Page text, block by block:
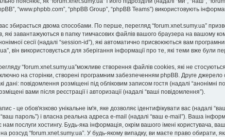
“www.phpbb.com”, “phpBB Group”, “phpBB Teams”) використовують
збирається двома способами. По перше, перегляд “forum.xnet.sumy.ua”
які завантажуються в папку тимчасових файлів вашого браузера на вашому
сесії (надалі “session-id”), які автоматично присвоюються вам
він використовується для зберігання інформації про те, які теми вже були
“forum.xnet.sumy.ua”можливе створення файлів cookies, які не
на сторінки, створені програмним забезпеченням phpBB. Друге
дані: повідомлення розміщені під обліковим записом гостя (надалі “анонімні
вами після реєстрації і авторизації (надалі “ваші повідомлення”).
- це обов'язково унікальне ім'я, яке дозволяє ідентифікувати вас (надалі
пароль”) і власна реальна адреса e-mail (надалі “ваш e-mail”). Ваша
нам послуги хостингу. Будь-яка інформація, окрім вашого імені користувача,
розсуд “forum.xnet.sumy.ua”. У будь-якому випадку, ви маєте право